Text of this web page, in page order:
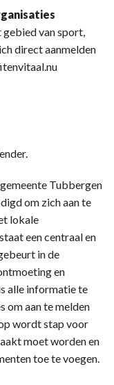
van sport,
direct aanmelden
Tubbergen
om zich aan te
lokale
een centraal en
in de
en
alle informatie te
om aan te melden
wordt stap voor
moet worden en
toe te voegen.